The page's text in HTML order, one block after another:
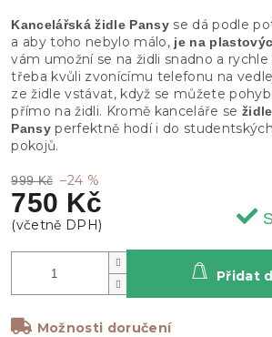
999 Kč –24 %
750 Kč
Možnosti doručení
Přidat
Kancelářská židle Pansyse dá podle
a aby toho nebylo málo, je na
vám umožní se na židli snadno a
třeba kvůli zvonícímu telefonu na
ze židle vstávat, když se můžete
přímo na židli. Kromě kanceláře se židle
Pansyperfektně hodí i do
pokojů.